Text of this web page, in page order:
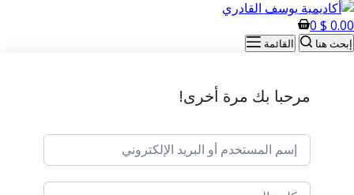
0.00
$
0
إبحث هنا القائمة
مرحبا بك مرة أخرى!